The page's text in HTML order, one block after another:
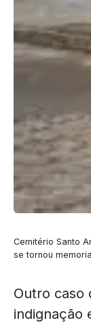
Cemitério Santo
se tornou
Outro caso
indignação